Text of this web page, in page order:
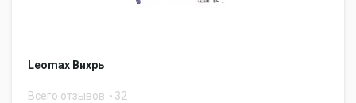
Leomax Вихрь
Всего отзывов 32